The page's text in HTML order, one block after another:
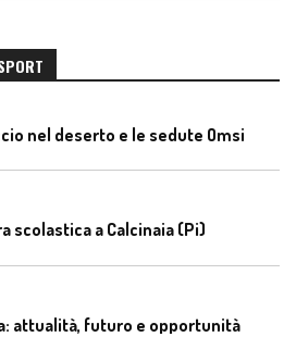
nel deserto e le sedute Omsi
scolastica a Calcinaia (Pi)
attualità, futuro e opportunità